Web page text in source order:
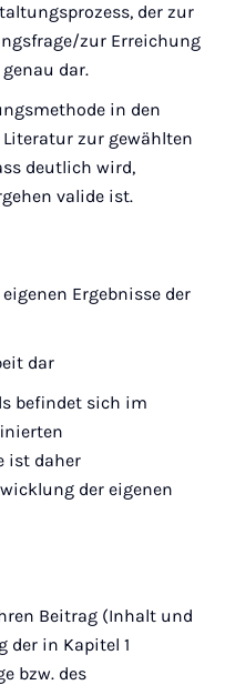
der zur
zur Erreichung
dar.
in den
zur gewählten
deutlich wird,
valide ist.
Ergebnisse der
dar
befindet sich im
ist daher
der eigenen
Beitrag (Inhalt und
der in Kapitel 1
bzw. des